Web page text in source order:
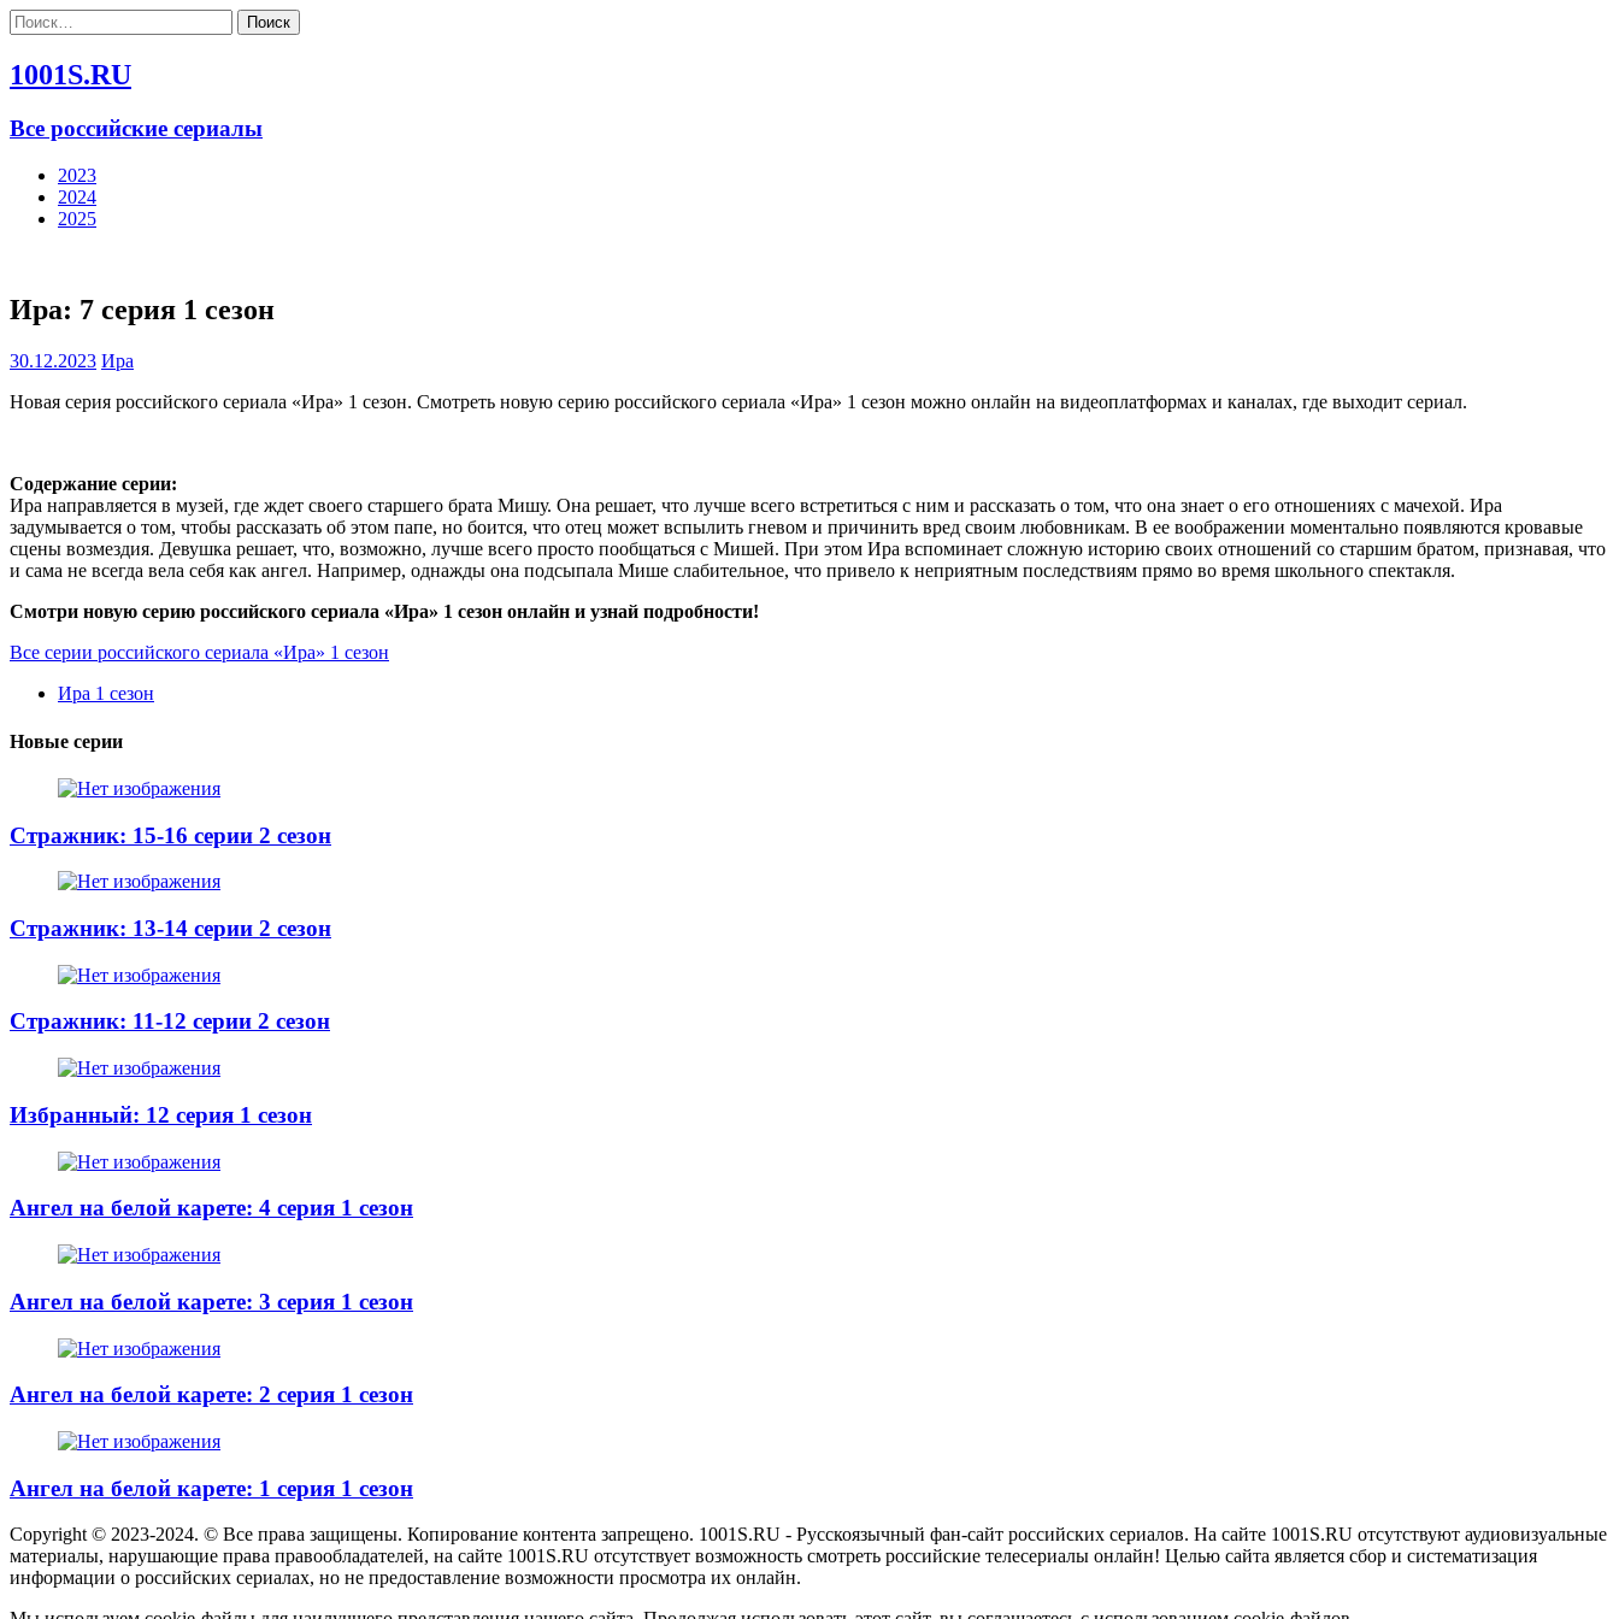
Найти:
1001S.RU
Все российские сериалы
2023
2024
2025
Ира: 7 серия 1 сезон
30.12.2023 Ира
Новая серия российского сериала «Ира» 1 сезон. Смотреть новую серию российского сериала «Ира» 1 сезон можно онлайн на видеоплатформах и каналах, где выходит сериал.
Содержание серии:
Ира направляется в музей, где ждет своего старшего брата Мишу. Она решает, что лучше всего встретиться с ним и рассказать о том, что она знает о его отношениях с мачехой. Ира
задумывается о том, чтобы рассказать об этом папе, но боится, что отец может вспылить гневом и причинить вред своим любовникам. В ее воображении моментально появляются кровавые
сцены возмездия. Девушка решает, что, возможно, лучше всего просто пообщаться с Мишей. При этом Ира вспоминает сложную историю своих отношений со старшим братом, признавая, что
и сама не всегда вела себя как ангел. Например, однажды она подсыпала Мише слабительное, что привело к неприятным последствиям прямо во время школьного спектакля.
Смотри новую серию российского сериала «Ира» 1 сезон онлайн и узнай подробности!
Все серии российского сериала «Ира» 1 сезон
Ира 1 сезон
Новые серии
Стражник: 15-16 серии 2 сезон
Стражник: 13-14 серии 2 сезон
Стражник: 11-12 серии 2 сезон
Избранный: 12 серия 1 сезон
Ангел на белой карете: 4 серия 1 сезон
Ангел на белой карете: 3 серия 1 сезон
Ангел на белой карете: 2 серия 1 сезон
Ангел на белой карете: 1 серия 1 сезон
Copyright © 2023-2024. © Все права защищены. Копирование контента запрещено. 1001S.RU - Русскоязычный фан-сайт российских сериалов. На сайте 1001S.RU отсутствуют аудиовизуальные
материалы, нарушающие права правообладателей, на сайте 1001S.RU отсутствует возможность смотреть российские телесериалы онлайн! Целью сайта является сбор и систематизация
информации о российских сериалах, но не предоставление возможности просмотра их онлайн.